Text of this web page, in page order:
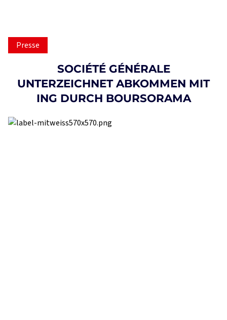
Presse
SOCIÉTÉ GÉNÉRALE
UNTERZEICHNET ABKOMMEN MIT
ING DURCH BOURSORAMA